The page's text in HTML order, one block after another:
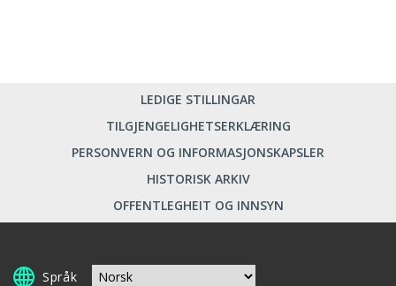
LEDIGE STILLINGAR
TILGJENGELIGHETSERKLÆRING
PERSONVERN OG INFORMASJONSKAPSLER
HISTORISK ARKIV
OFFENTLEGHEIT OG INNSYN
Språk